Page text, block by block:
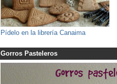
Pídelo en la librería Canaima
Gorros Pasteleros